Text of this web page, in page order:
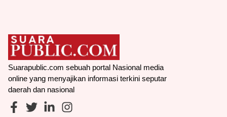
Suarapublic.com sebuah portal Nasional media
online yang menyajikan informasi terkini seputar
daerah dan nasional